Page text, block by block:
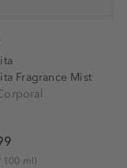
Fragrance Mist
100 ml)